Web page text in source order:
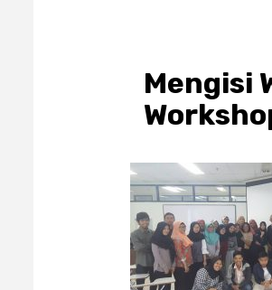
Mengisi